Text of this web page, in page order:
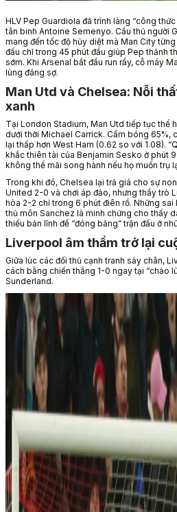
HLV Pep Guardiola đã trình làng “công
tân binh Antoine Semenyo. Cầu thủ người
mang đến tốc độ hủy diệt mà Man City
đấu chỉ trong 45 phút đầu giúp Pep thảnh
sớm. Khi Arsenal bắt đầu run rẩy, cỗ máy
lùng đáng sợ.
Man Utd và Chelsea: Nỗi
xanh
Tại London Stadium, Man Utd tiếp tục thể
dưới thời Michael Carrick. Cầm bóng 65%,
lại thấp hơn West Ham (0.62 so với 1.08).
khắc thiên tài của Benjamin Sesko ở phút
không thể mãi song hành nếu họ muốn trụ
Trong khi đó, Chelsea lại trả giá cho sự
United 2-0 và chơi áp đảo, nhưng thầy trò
hòa 2-2 chỉ trong 6 phút điên rồ. Những
thủ môn Sanchez là minh chứng cho thấy
thiếu bản lĩnh để “đóng băng” trận đấu ở
Liverpool âm thầm trở lại
Giữa lúc các đối thủ cạnh tranh sảy chân,
cách bằng chiến thắng 1-0 ngay tại “chảo
Sunderland.